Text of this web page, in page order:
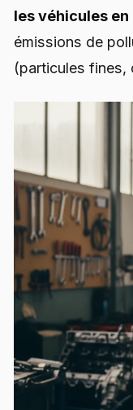
les véhicules
émissions de
(particules fines,